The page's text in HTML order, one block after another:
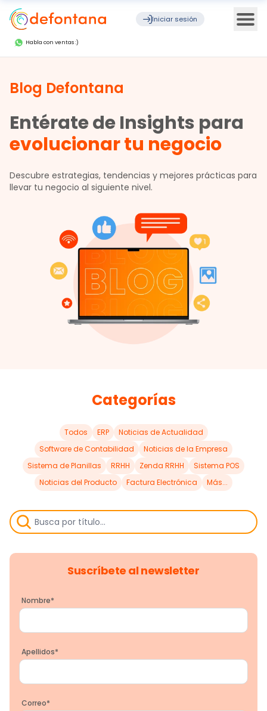
Iniciar sesión
Habla con ventas :)
Blog Defontana
Entérate de Insights para
evolucionar tu negocio
Descubre estrategias, tendencias y mejores prácticas para
llevar tu negocio al siguiente nivel.
Categorías
Todos ERP
Noticias de Actualidad
Software de Contabilidad
Noticias de la Empresa
Sistema de Planillas
RRHH Zenda RRHH
Sistema POS
Noticias del Producto
Factura Electrónica Más...
Suscríbete al newsletter
Nombre*
Apellidos*
Correo*